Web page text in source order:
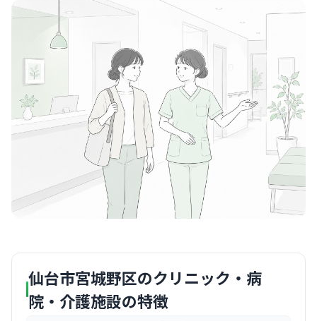
仙台市宮城野区のクリニック・病
院・介護施設の特徴